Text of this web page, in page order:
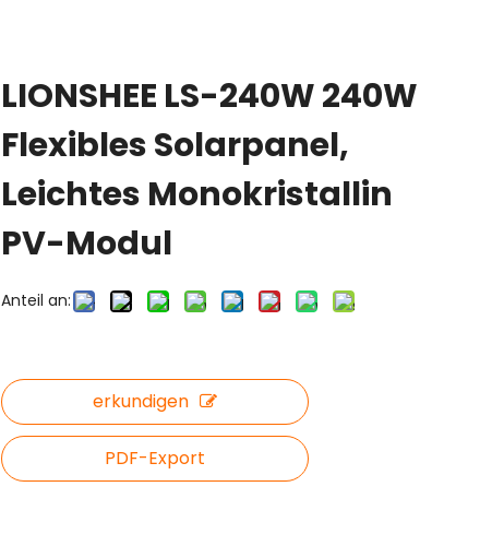
LIONSHEE LS-240W 240W
Flexibles Solarpanel,
Leichtes Monokristallin
PV-Modul
Anteil an:
erkundigen
PDF-Export